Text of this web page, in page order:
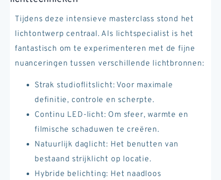
Tijdens deze intensieve masterclass stond het
lichtontwerp centraal. Als lichtspecialist is het
fantastisch om te experimenteren met de fijne
nuanceringen tussen verschillende lichtbronnen:
Strak studioflitslicht: Voor maximale
definitie, controle en scherpte.
Continu LED-licht: Om sfeer, warmte en
filmische schaduwen te creëren.
Natuurlijk daglicht: Het benutten van
bestaand strijklicht op locatie.
Hybride belichting: Het naadloos